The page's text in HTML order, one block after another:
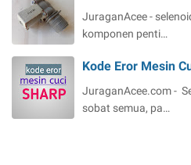
JuraganAcee -
komponen penti…
Kode Eror Mesin
JuraganAcee.com -
sobat semua, pa…